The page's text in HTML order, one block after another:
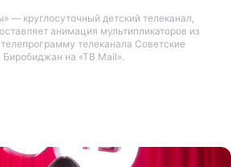
— круглосуточный детский телеканал,
анимация мультипликаторов из
телеканала Советские
на «ТВ Mail».